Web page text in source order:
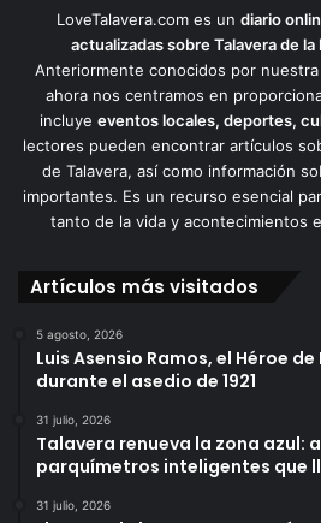
LoveTalavera.com es un diario
actualizadas sobre Talavera de la
Anteriormente conocidos por nuestra
ahora nos centramos en
incluye eventos locales, deportes,
lectores pueden encontrar artículos
de Talavera, así como información
importantes. Es un recurso esencial
tanto de la vida y acontecimientos
Artículos más visitados
5 agosto, 2026
Luis Asensio Ramos, el Héroe
durante el asedio de 1921
31 julio, 2026
Talavera renueva la zona azul:
parquímetros inteligentes que
31 julio, 2026